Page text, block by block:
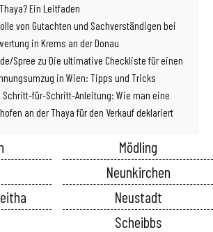
Ein Leitfaden
von Gutachten und Sachverständigen bei
in Krems an der Donau
Spree zu Die ultimative Checkliste für einen
in Wien: Tipps und Tricks
Schritt-für-Schritt-Anleitung: Wie man eine
an der Thaya für den Verkauf deklariert
Mödling
Neunkirchen
Neustadt
Scheibbs